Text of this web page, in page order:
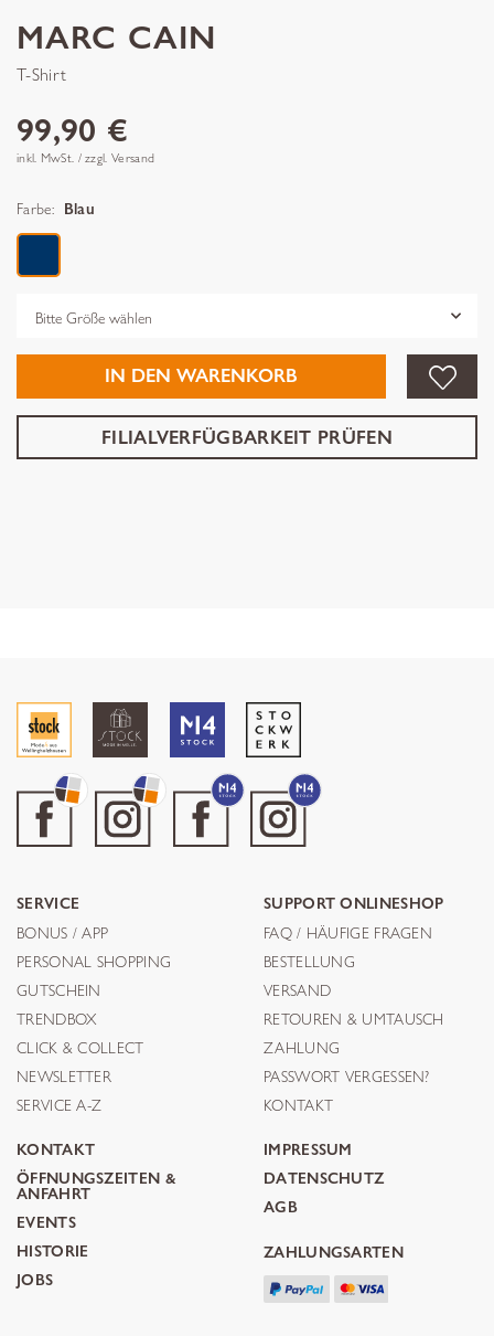
MARC CAIN
T-Shirt
99,90 €
inkl. MwSt. / zzgl. Versand
Farbe: Blau
IN DEN WARENKORB
FILIALVERFÜGBARKEIT PRÜFEN
SERVICE
BONUS / APP
PERSONAL SHOPPING
GUTSCHEIN
TRENDBOX
CLICK & COLLECT
NEWSLETTER
SERVICE A-Z
SUPPORT ONLINESHOP
FAQ / HÄUFIGE FRAGEN
BESTELLUNG
VERSAND
RETOUREN & UMTAUSCH
ZAHLUNG
PASSWORT VERGESSEN?
KONTAKT
KONTAKT
ÖFFNUNGSZEITEN &
ANFAHRT
EVENTS
HISTORIE
JOBS
IMPRESSUM
DATENSCHUTZ
AGB
ZAHLUNGSARTEN